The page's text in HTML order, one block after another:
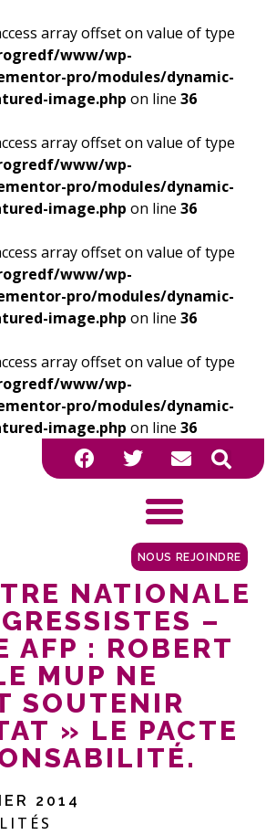
array offset on value of type
www/wp-
pro/modules/dynamic-
image.php on line 36
array offset on value of type
www/wp-
pro/modules/dynamic-
image.php on line 36
array offset on value of type
www/wp-
pro/modules/dynamic-
image.php on line 36
array offset on value of type
www/wp-
pro/modules/dynamic-
image.php on line 36
NOUS REJOINDRE
NATIONALE
–
AFP : ROBERT
MUP NE
SOUTENIR
» LE PACTE
2014